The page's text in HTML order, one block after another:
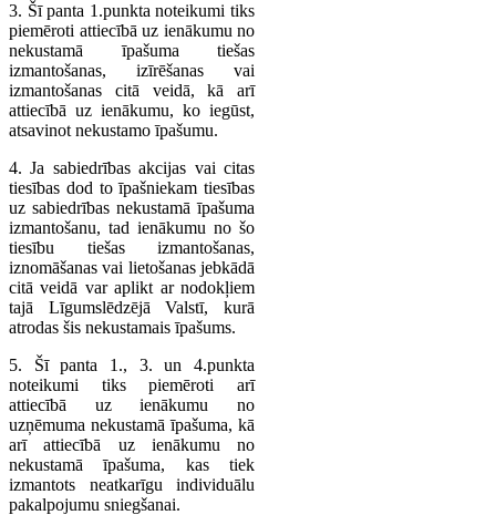
3. Šī panta 1.punkta noteikumi tiks
piemēroti attiecībā uz ienākumu no
nekustamā īpašuma tiešas
izmantošanas, izīrēšanas vai
izmantošanas citā veidā, kā arī
attiecībā uz ienākumu, ko iegūst,
atsavinot nekustamo īpašumu.
4. Ja sabiedrības akcijas vai citas
tiesības dod to īpašniekam tiesības
uz sabiedrības nekustamā īpašuma
izmantošanu, tad ienākumu no šo
tiesību tiešas izmantošanas,
iznomāšanas vai lietošanas jebkādā
citā veidā var aplikt ar nodokļiem
tajā Līgumslēdzējā Valstī, kurā
atrodas šis nekustamais īpašums.
5. Šī panta 1., 3. un 4.punkta
noteikumi tiks piemēroti arī
attiecībā uz ienākumu no
uzņēmuma nekustamā īpašuma, kā
arī attiecībā uz ienākumu no
nekustamā īpašuma, kas tiek
izmantots neatkarīgu individuālu
pakalpojumu sniegšanai.